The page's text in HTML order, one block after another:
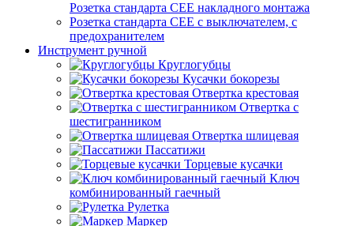
Розетка стандарта СЕЕ накладного монтажа
Розетка стандарта СЕЕ с выключателем, с
предохранителем
Инструмент ручной
Круглогубцы
Кусачки бокорезы
Отвертка крестовая
Отвертка с
шестигранником
Отвертка шлицевая
Пассатижи
Торцевые кусачки
Ключ
комбинированный гаечный
Рулетка
Маркер